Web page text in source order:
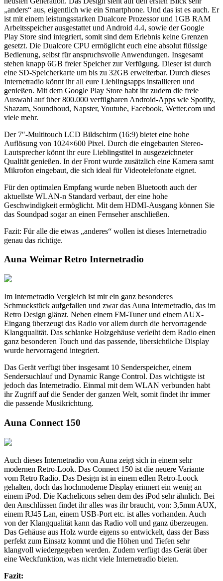
„anders“ aus, eigentlich wie ein Smartphone. Und das ist es auch. Er
ist mit einem leistungsstarken Dualcore Prozessor und 1GB RAM
Arbeitsspeicher ausgestattet und Android 4.4, sowie der Google
Play Store sind integriert, somit sind dem Erlebnis keine Grenzen
gesetzt. Die Dualcore CPU ermöglicht euch eine absolut flüssige
Bedienung, selbst für anspruchsvolle Anwendungen. Insgesamt
stehen knapp 6GB freier Speicher zur Verfügung. Dieser ist durch
eine SD-Speicherkarte um bis zu 32GB erweiterbar. Durch dieses
Internetradio könnt ihr all eure Lieblingsapps installieren und
genießen. Mit dem Google Play Store habt ihr zudem die freie
Auswahl auf über 800.000 verfügbaren Android-Apps wie Spotify,
Shazam, Soundhoud, Napster, Youtube, Facebook, Wetter.com und
viele mehr.
Der 7″-Multitouch LCD Bildschirm (16:9) bietet eine hohe
Auflösung von 1024×600 Pixel. Durch die eingebauten Stereo-
Lautsprecher könnt ihr eure Lieblingstitel in ausgezeichneter
Qualität genießen. In der Front wurde zusätzlich eine Kamera samt
Mikrofon eingebaut, die sich ideal für Videotelefonate eignet.
Für den optimalen Empfang wurde neben Bluetooth auch der
aktuellste WLAN-n Standard verbaut, der eine hohe
Geschwindigkeit ermöglicht. Mit dem HDMI-Ausgang können Sie
das Soundpad sogar an einen Fernseher anschließen.
Fazit: Für alle die etwas „anderes“ wollen ist dieses Internetradio
genau das richtige.
Auna Weimar Retro Internetradio
Im Internetradio Vergleich ist mir ein ganz besonderes
Schmuckstück aufgefallen und zwar das Auna Internetradio, das im
Retro Design glänzt. Neben einem FM-Tuner und einem AUX-
Eingang überzeugt das Radio vor allem durch die hervorragende
Klangqualität. Das schlanke Holzgehäuse verleiht dem Radio einen
ganz besonderen Touch und das passende, übersichtliche Display
wurde hervorragend integriert.
Das Gerät verfügt über insgesamt 10 Senderspeicher, einem
Sendersuchlauf und Dynamic Range Control. Das wichtigste ist
jedoch das Internetradio. Einmal mit dem WLAN verbunden habt
ihr Zugriff auf die Sender der ganzen Welt, somit findet ihr immer
die passende Musikrichtung.
Auna Connect 150
Auch dieses Internetradio von Auna zeigt sich in einem sehr
modernen Retro-Look. Das Connect 150 ist die neuere Variante
vom Retro Radio. Das Design ist in einem edlen Retro-Loock
gehalten, doch das hochmoderne Display erinnert ein wenig an
einem iPod. Die Kachelicons sehen dem des iPod sehr ähnlich. Bei
den Anschlüssen findet ihr alles was ihr braucht, von: 3,5mm AUX,
einem RJ45 Lan, einem USB-Port etc. ist alles vorhanden. Auch
von der Klangqualität kann das Radio voll und ganz überzeugen.
Das Gehäuse aus Holz wurde eigens so entwickelt, dass der Bass
perfekt zum Einsatz kommt und die Höhen und Tiefen sehr
klangvoll wiedergegeben werden. Zudem verfügt das Gerät über
eine Weckfunktion, was nicht viele Internetradio bieten.
Fazit: